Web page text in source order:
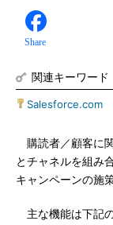
Share
関連キーワード
Salesforce.com
購読者／顧客に
とチャネルを組み
キャンペーンの施
主な機能は下記の